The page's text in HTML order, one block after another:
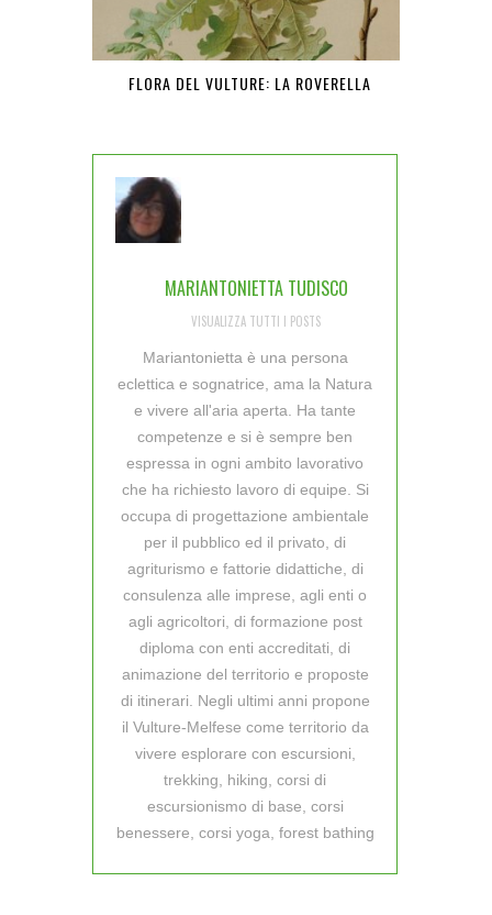
FLORA DEL VULTURE: LA ROVERELLA
MARIANTONIETTA TUDISCO
VISUALIZZA TUTTI I POSTS
Mariantonietta è una persona
eclettica e sognatrice, ama la Natura
e vivere all'aria aperta. Ha tante
competenze e si è sempre ben
espressa in ogni ambito lavorativo
che ha richiesto lavoro di equipe. Si
occupa di progettazione ambientale
per il pubblico ed il privato, di
agriturismo e fattorie didattiche, di
consulenza alle imprese, agli enti o
agli agricoltori, di formazione post
diploma con enti accreditati, di
animazione del territorio e proposte
di itinerari. Negli ultimi anni propone
il Vulture-Melfese come territorio da
vivere esplorare con escursioni,
trekking, hiking, corsi di
escursionismo di base, corsi
benessere, corsi yoga, forest bathing